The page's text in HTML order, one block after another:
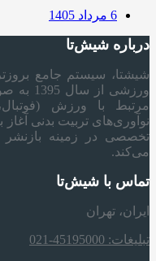
6 مرداد 1405
درباره شیش‌تا
شیشتا، سیستم جامع
ورزشی
مرتبط با ورزش
نوآوری‌های تربیت بدنی
تخصصی در زمینه بازنشر
می‌کند.
تماس با شیش‌تا
ایران، تهران
تبلیغات: 45195000-021